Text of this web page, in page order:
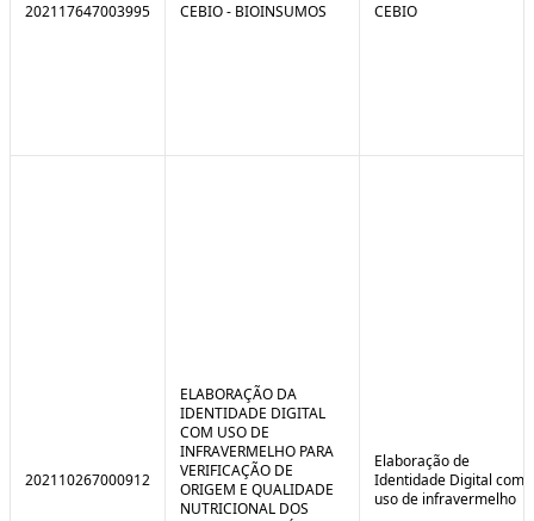
202117647003995 CEBIO - BIOINSUMOS CEBIO
202110267000912
ELABORAÇÃO DA
IDENTIDADE DIGITAL
COM USO DE
INFRAVERMELHO PARA
VERIFICAÇÃO DE
ORIGEM E QUALIDADE
NUTRICIONAL DOS
Elaboração de
Identidade Digital com
uso de infravermelho